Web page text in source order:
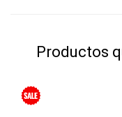
Productos